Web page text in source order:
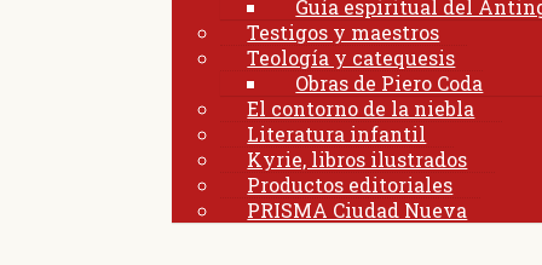
Guía espiritual del
Testigos y maestros
Teología y catequesis
Obras de Piero Coda
El contorno de la niebla
Literatura infantil
Kyrie, libros ilustrados
Productos editoriales
PRISMA Ciudad Nueva